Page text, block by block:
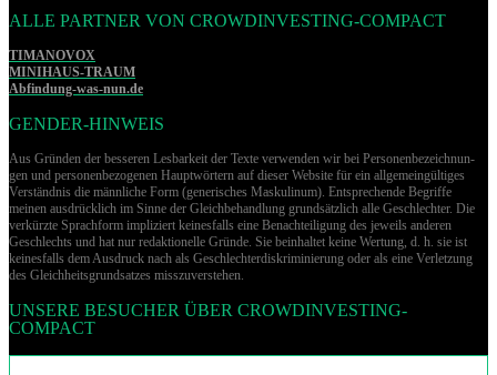
ALLE PARTNER VON CROWDINVESTING-COMPACT
TIMANOVOX
MINIHAUS-TRAUM
Abfindung-was-nun.de
GENDER-HINWEIS
Aus Gründen der besseren Lesbarkeit der Texte verwenden wir bei Per­so­nen­be­zeich­nun­
gen und per­so­nen­be­zo­ge­nen Hauptwörtern auf dieser Website für ein allgemeingültiges
Verständnis die männliche Form (generisches Maskulinum). Entsprechende Begriffe
meinen ausdrücklich im Sinne der Gleichbehandlung grund­sätz­lich alle Geschlechter. Die
verkürzte Sprachform impliziert keinesfalls eine Benachteiligung des jeweils anderen
Geschlechts und hat nur redaktionelle Gründe. Sie beinhaltet keine Wertung, d. h. sie ist
keinesfalls dem Ausdruck nach als Geschlechterdiskriminierung oder als eine Verletzung
des Gleich­heits­grund­sat­zes misszuverstehen.
UNSERE BESUCHER ÜBER CROWDINVESTING-
COMPACT